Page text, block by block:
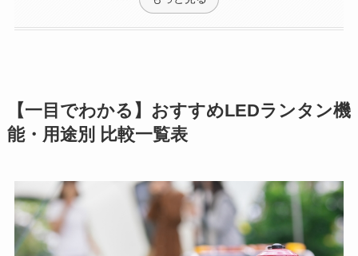
【一目でわかる】おすすめLEDランタン機
能・用途別 比較一覧表